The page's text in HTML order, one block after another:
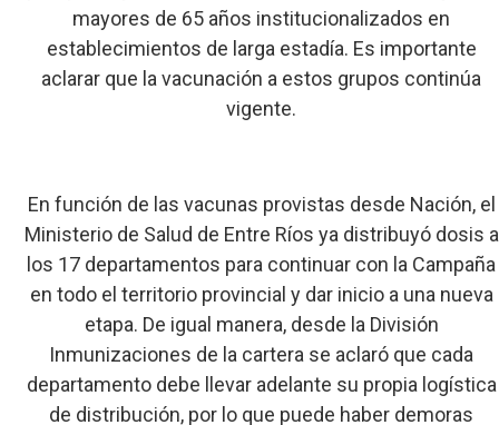
mayores de 65 años institucionalizados en
establecimientos de larga estadía. Es importante
aclarar que la vacunación a estos grupos continúa
vigente.
En función de las vacunas provistas desde Nación, el
Ministerio de Salud de Entre Ríos ya distribuyó dosis a
los 17 departamentos para continuar con la Campaña
en todo el territorio provincial y dar inicio a una nueva
etapa. De igual manera, desde la División
Inmunizaciones de la cartera se aclaró que cada
departamento debe llevar adelante su propia logística
de distribución, por lo que puede haber demoras